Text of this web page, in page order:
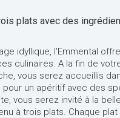
plats avec des
idyllique, l'Emmental offre
culinaires. A la fin de
vous serez accueillis
pour un apéritif avec des
vous serez invité à la
à trois plats. Chaque plat